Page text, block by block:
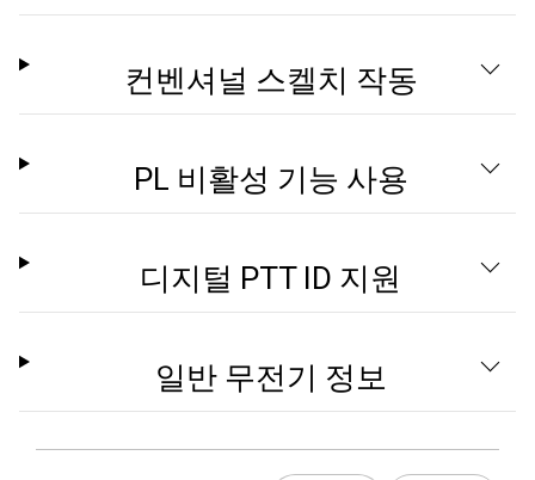
컨벤셔널 스켈치 작동
PL 비활성 기능 사용
디지털 PTT ID 지원
일반 무전기 정보